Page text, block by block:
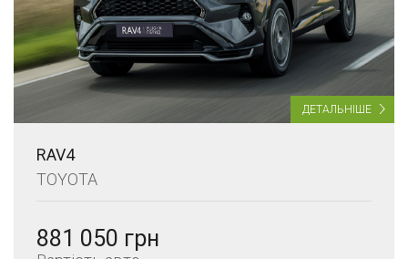
ДЕТАЛЬНІШЕ
RAV4
TOYOTA
881 050 грн